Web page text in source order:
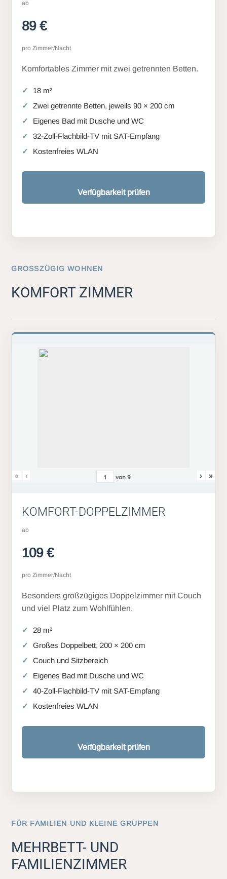
ab
89 €
pro Zimmer/Nacht
Komfortables Zimmer mit zwei getrennten Betten.
18 m²
Zwei getrennte Betten, jeweils 90 × 200 cm
Eigenes Bad mit Dusche und WC
32-Zoll-Flachbild-TV mit SAT-Empfang
Kostenfreies WLAN
Verfügbarkeit prüfen
GROSSZÜGIG WOHNEN
KOMFORT ZIMMER
« ‹ von9 › »
KOMFORT-DOPPELZIMMER
ab
109 €
pro Zimmer/Nacht
Besonders großzügiges Doppelzimmer mit Couch
und viel Platz zum Wohlfühlen.
28 m²
Großes Doppelbett, 200 × 200 cm
Couch und Sitzbereich
Eigenes Bad mit Dusche und WC
40-Zoll-Flachbild-TV mit SAT-Empfang
Kostenfreies WLAN
Verfügbarkeit prüfen
FÜR FAMILIEN UND KLEINE GRUPPEN
MEHRBETT- UND
FAMILIENZIMMER